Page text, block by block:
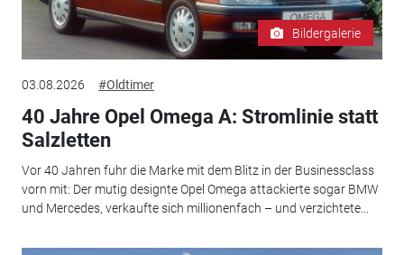
Bildergalerie
03.08.2026 #Oldtimer
40 Jahre Opel Omega A: Stromlinie statt
Salzletten
Vor 40 Jahren fuhr die Marke mit dem Blitz in der Businessclass
vorn mit: Der mutig designte Opel Omega attackierte sogar BMW
und Mercedes, verkaufte sich millionenfach – und verzichtete...